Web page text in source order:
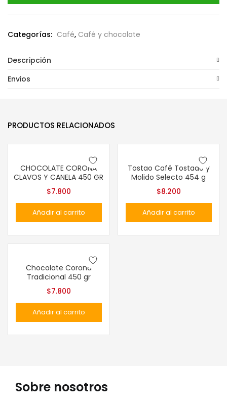
Categorías: Café, Café y chocolate
Descripción
Envios
PRODUCTOS RELACIONADOS
CHOCOLATE CORONA
CLAVOS Y CANELA 450 GR
$7.800
Añadir al carrito
Tostao Café Tostado y
Molido Selecto 454 g
$8.200
Añadir al carrito
Chocolate Corona
Tradicional 450 gr
$7.800
Añadir al carrito
Sobre nosotros